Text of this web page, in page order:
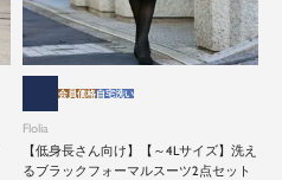
Flolia
【低身長さん向け】【～4Lサイズ】洗え
るブラックフォーマルスーツ2点セット
会員価格自宅洗い